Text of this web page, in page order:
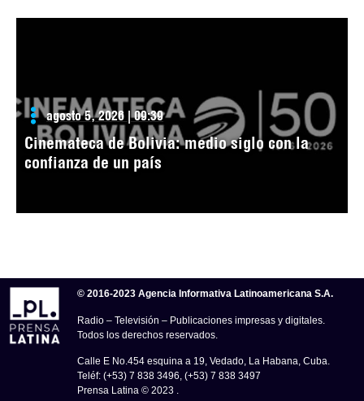
agosto 5, 2026 | 09:39
Cinemateca de Bolivia: medio siglo con la
confianza de un país
© 2016-2023 Agencia Informativa Latinoamericana S.A.
Radio – Televisión – Publicaciones impresas y digitales.
Todos los derechos reservados.
Calle E No.454 esquina a 19, Vedado, La Habana, Cuba.
Teléf: (+53) 7 838 3496, (+53) 7 838 3497
Prensa Latina © 2023 .